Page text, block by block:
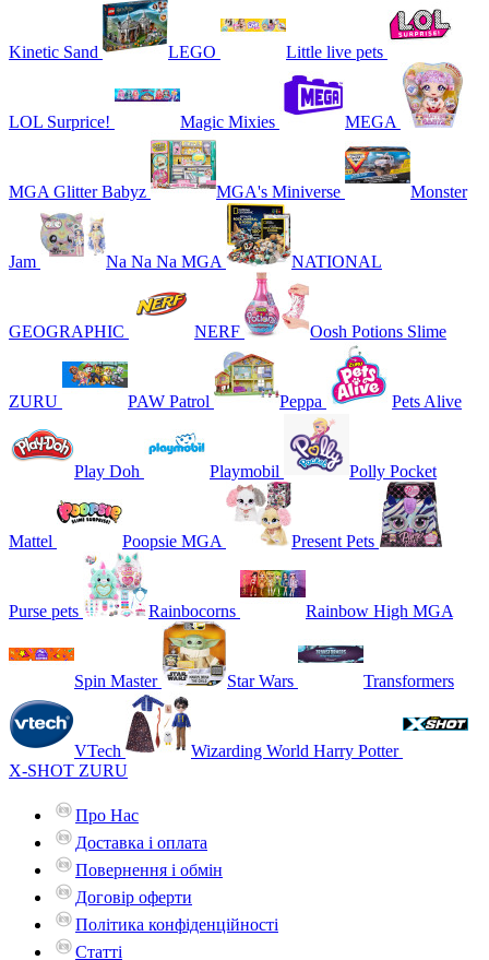
Kinetic Sand LEGO Little live pets
LOL Surprice! Magic Mixies MEGA
MGA Glitter Babyz MGA's Miniverse Monster
Jam Na Na Na MGA NATIONAL
GEOGRAPHIC NERF Oosh Potions Slime
ZURU PAW Patrol Peppa Pets Alive
Play Doh Playmobil Polly Pocket
Mattel Poopsie MGA Present Pets
Purse pets Rainbocorns Rainbow High MGA
Spin Master Star Wars Transformers
VTech
Wizarding World Harry Potter
X-SHOT ZURU
Про Нас
Доставка і оплата
Повернення і обмін
Договір оферти
Політика конфіденційності
Статті